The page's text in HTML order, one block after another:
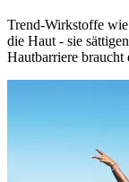
Trend-Wirkstoffe
die Haut - sie
Hautbarriere braucht